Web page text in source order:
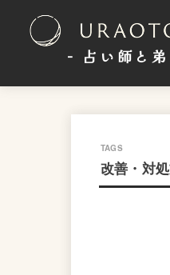
- 占い師と
改善・対